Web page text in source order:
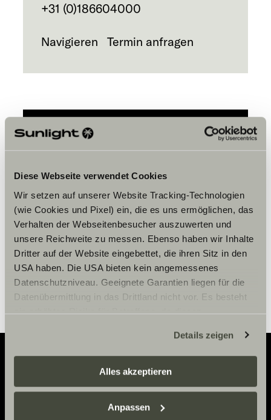
Diese Webseite verwendet Cookies
Wir setzen auf unserer Website Tracking-Technologien
(wie Cookies und Pixel) ein, die es uns ermöglichen, das
Verhalten der Webseitenbesucher auszuwerten und
unsere Reichweite zu messen. Ebenso haben wir Inhalte
Dritter auf der Website eingebettet, die ihren Sitz in den
USA haben. Die USA bieten kein angemessenes
Datenschutzniveau. Geeignete Garantien liegen für die
Datenübermittlung in das Drittland nicht vor. Es besteht
ein erhöhtes Risiko für Betroffene, da diesen
zustehen. Eingesetzte Dienstleister können Daten für
eigene Zwecke verarbeiten und mit anderen Daten
zusammenführen. Weitere Informationen finden Sie hier:
Datenschutzerklärung
einzelne Cookies/Dienste in den Einstellungen aus,
Details zeigen
Alles akzeptieren
Anpassen
+31 (0)186604000
Navigieren Termin anfragen
Cookies, um die Inhalte zu sehen.
Cookie-Einstellungen
Adventure